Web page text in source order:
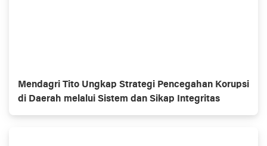
Mendagri Tito Ungkap Strategi Pencegahan Korupsi
di Daerah melalui Sistem dan Sikap Integritas